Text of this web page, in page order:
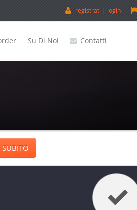
registrati login
Su Di Noi Contatti
SUBITO